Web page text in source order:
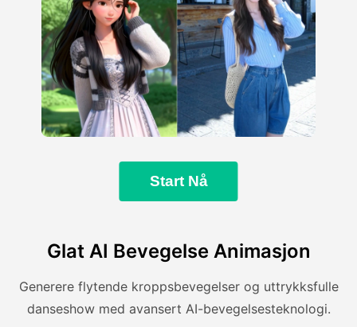
Start Nå
Glat AI Bevegelse Animasjon
Generere flytende kroppsbevegelser og uttrykksfulle
danseshow med avansert AI-bevegelsesteknologi.